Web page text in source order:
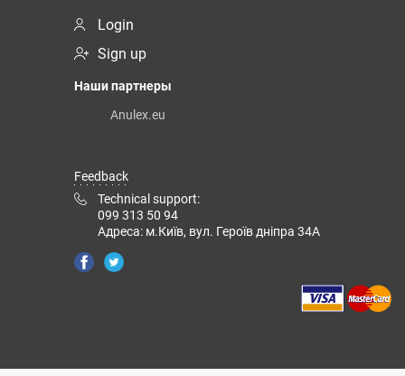
Login
Sign up
Наши партнеры
Anulex.eu
Feedback
Technical support:
099 313 50 94
Адреса: м.Київ, вул. Героїв дніпра 34А